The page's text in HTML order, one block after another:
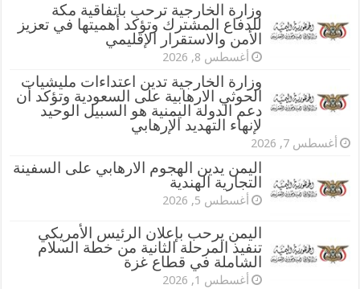
وزارة الخارجية ترحب باتفاقية مكة
للدفاع المشترك وتؤكد أهميتها في تعزيز
الأمن والاستقرار الإقليمي
أغسطس 8, 2026
وزارة الخارجية تدين اعتداءات مليشيات
الحوثي الارهابية على السعودية وتؤكد أن
دعم الدولة اليمنية هو السبيل الوحيد
لإنهاء التهديد الإرهابي
أغسطس 7, 2026
اليمن يدين الهجوم الارهابي على السفينة
التجارية الهندية
أغسطس 5, 2026
اليمن يرحب بإعلان الرئيس الأمريكي
تنفيذ المرحلة الثانية من خطة السلام
الشاملة في قطاع غزة
أغسطس 1, 2026